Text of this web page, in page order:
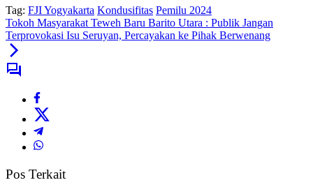
Tag: FJI Yogyakarta Kondusifitas Pemilu 2024
Tokoh Masyarakat Teweh Baru Barito Utara : Publik Jangan
Terprovokasi Isu Seruyan, Percayakan ke Pihak Berwenang
Pos Terkait